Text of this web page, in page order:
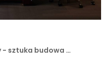
- sztuka budowa …